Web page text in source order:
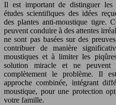
Il est important de distinguer les
études scientifiques des idées
des plantes anti-moustique tigre.
peuvent conduire à des attentes
ne sont pas basées sur des
contribuer de manière
moustiques et à limiter les
solution miracle et ne peuvent
complètement le problème. Il
approche combinée, intégrant
moustique, pour une protection
votre famille.